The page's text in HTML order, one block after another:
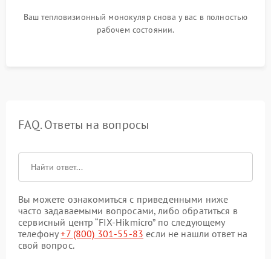
Ваш тепловизионный монокуляр снова у вас в полностью
рабочем состоянии.
FAQ. Ответы на вопросы
Вы можете ознакомиться с приведенными ниже
часто задаваемыми вопросами, либо обратиться в
сервисный центр “FIX-Hikmicro” по следующему
телефону+7 (800) 301-55-83 если не нашли ответ на
свой вопрос.